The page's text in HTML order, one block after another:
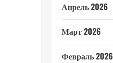
Апрель 2026
Март 2026
Февраль 2026